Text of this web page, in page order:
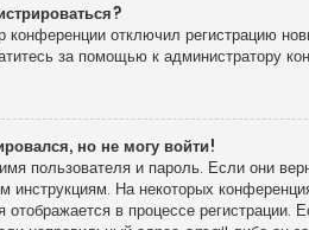
конференции отключил регистрацию
за помощью к администратору
но не могу войти!
пользователя и пароль. Если они
инструкциям. На некоторых
отображается в процессе